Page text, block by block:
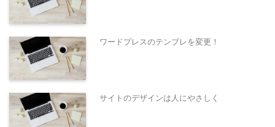
ワードプレスのテンプレを変更！
サイトのデザインは人にやさしく